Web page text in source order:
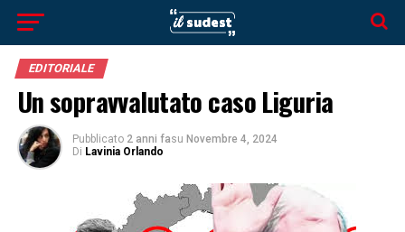
EDITORIALE
Un sopravvalutato caso Liguria
Pubblicato 2 anni fasu Novembre 4, 2024
Di Lavinia Orlando